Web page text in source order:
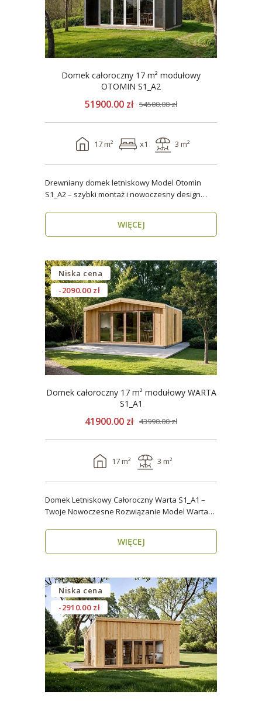
Domek całoroczny 17 m² modułowy
OTOMIN S1_A2
51900.00 zł 54500.00 zł
17 m² x1 3 m²
Drewniany domek letniskowy Model Otomin
S1_A2 – szybki montaż i nowoczesny design
WIĘCEJ
Niska cena
-2090.00 zł
Domek całoroczny 17 m² modułowy WARTA
S1_A1
41900.00 zł 43990.00 zł
17 m² 3 m²
Domek Letniskowy Całoroczny Warta S1_A1 –
Twoje Nowoczesne Rozwiązanie Model Warta
WIĘCEJ
Niska cena
-2910.00 zł